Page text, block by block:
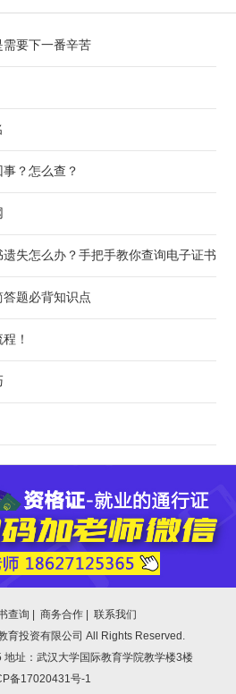
要下一番辛苦
？怎么查？
失怎么办？手把手教你查询电子证书
题必背知识点
！
查询 商务合作| 联系我们
育投资有限公司 All Rights Reserved.
地址：武汉大学国际教育学院教学楼3楼
备17020431号-1